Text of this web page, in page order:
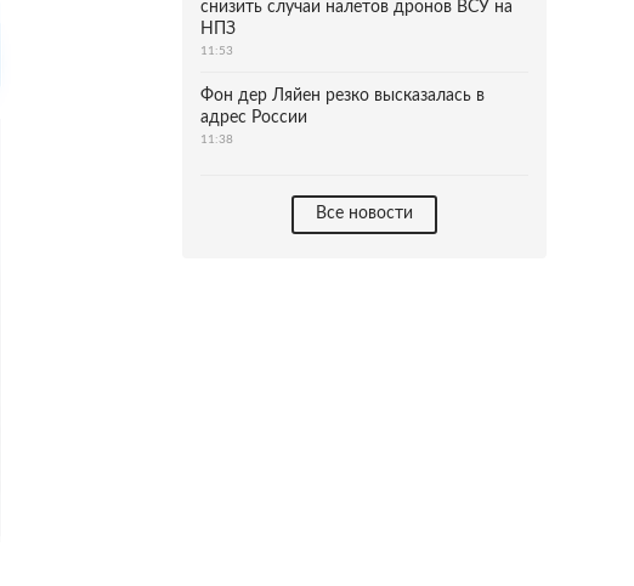
снизить случаи налетов дронов ВСУ на
НПЗ
11:53
Фон дер Ляйен резко высказалась в
адрес России
11:38
Все новости